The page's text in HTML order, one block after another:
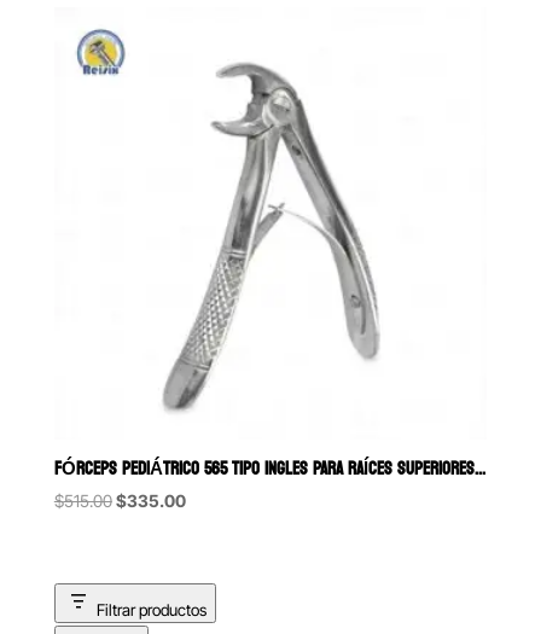
FÓRCEPS PEDIÁTRICO 565 TIPO INGLES PARA RAÍCES SUPERIORES 6B (113)
$515.00Original
$515.00.
$335.00Current
$335.00.
Filtrar productos